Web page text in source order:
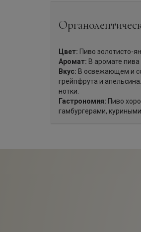
Цвет: Пиво золотисто-
Аромат: В аромате
Вкус: В освежающем и
грейпфрута и
нотки.
Гастрономия: Пиво
гамбургерами,